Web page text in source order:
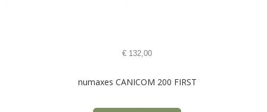
€ 132,00
numaxes CANICOM 200 FIRST